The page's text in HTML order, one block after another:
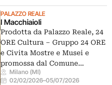
PALAZZO REALE
I Macchiaioli
Prodotta da Palazzo Reale, 24
ORE Cultura – Gruppo 24 ORE
e Civita Mostre e Musei e
promossa dal Comune…
Milano (MI)
02/02/2026–05/07/2026